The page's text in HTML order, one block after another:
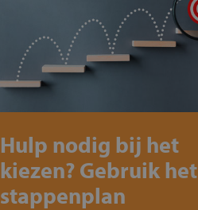
Hulp nodig bij het
kiezen? Gebruik het
stappenplan